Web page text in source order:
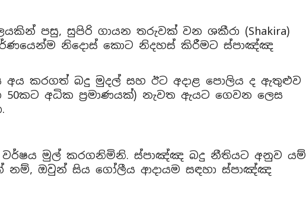
පසු, සුපිරි ගායන තරුවක් වන ශකීරා (Shakira)
නිදොස් කොට නිදහස් කිරීමට ස්පාඤ්ඤ
කරගත් බදු මුදල් සහ ඊට අදාළ පොලිය ද ඇතුළුව
අධික ප්‍රමාණයක්) නැවත ඇයට ගෙවන ලෙස
වර්ෂය මුල් කරගනිමිනි. ස්පාඤ්ඤ බදු නීතියට අනුව යම්
නම්, ඔවුන් සිය ගෝලීය ආදායම සඳහා ස්පාඤ්ඤ